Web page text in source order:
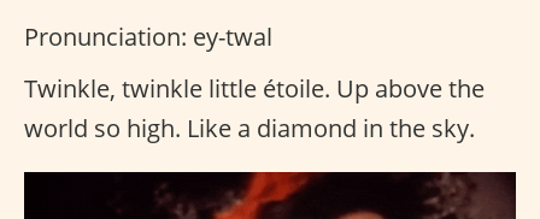
Pronunciation: ey-twal
Twinkle, twinkle little étoile. Up above the
world so high. Like a diamond in the sky.